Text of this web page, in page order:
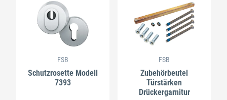
FSB
Schutzrosette Modell
7393
FSB
Zubehörbeutel
Türstärken
Drückergarnitur